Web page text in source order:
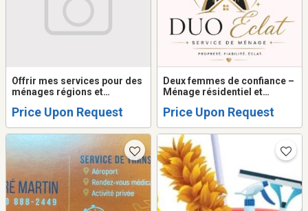
Offrir mes services pour des
ménages régions et
Price Upon Request
Deux femmes de confiance –
Ménage résidentiel et
Price Upon Request